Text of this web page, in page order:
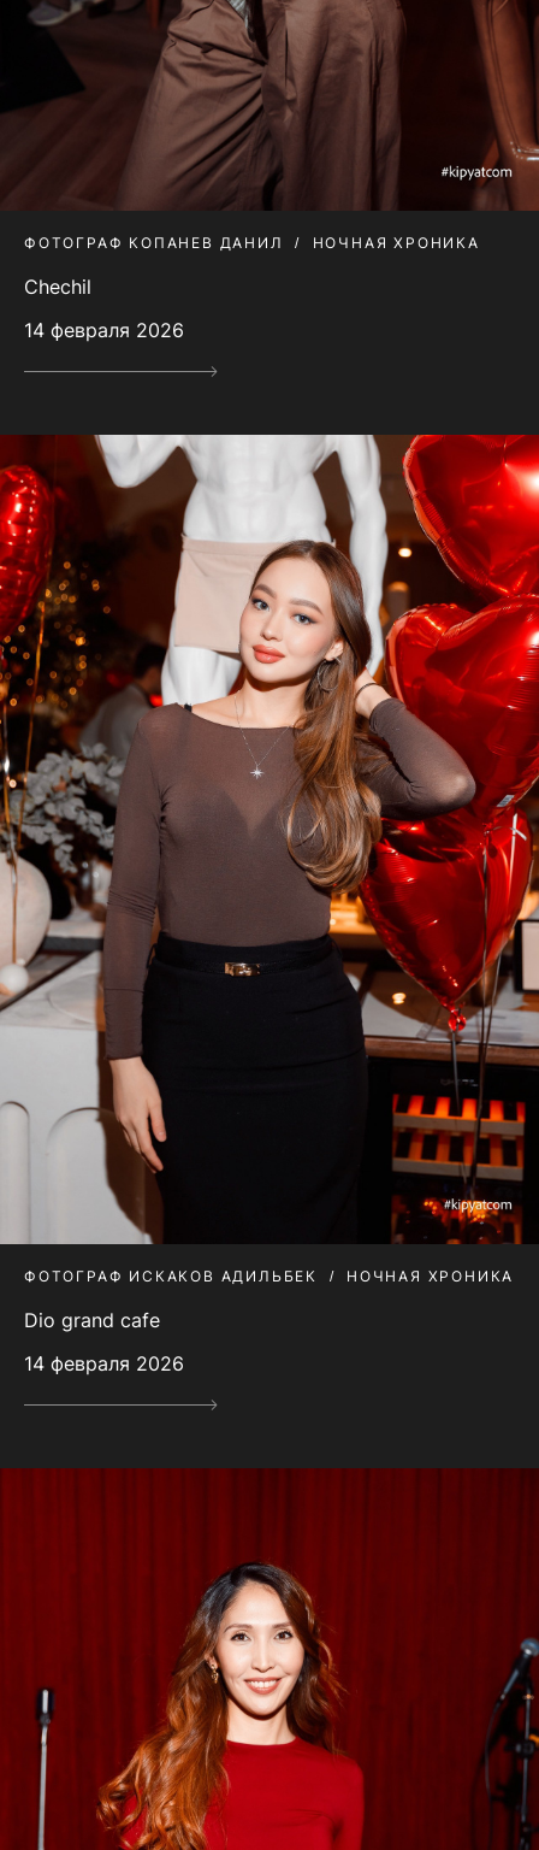
ФОТОГРАФ КОПАНЕВ ДАНИЛ НОЧНАЯ ХРОНИКА
Chechil
14 февраля 2026
ФОТОГРАФ ИСКАКОВ АДИЛЬБЕК НОЧНАЯ ХРОНИКА
Dio grand cafe
14 февраля 2026